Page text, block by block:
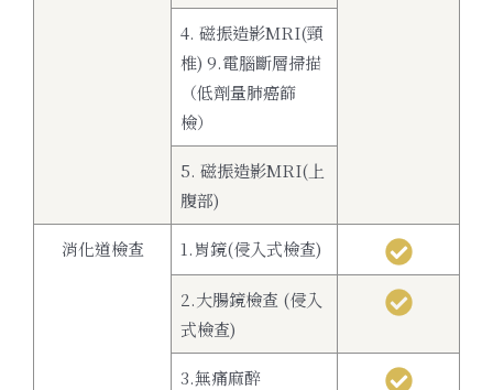
4. 磁振造影MRI(頸
椎) 9.電腦斷層掃描
（低劑量肺癌篩
檢）
5. 磁振造影MRI(上
腹部)
消化道檢查 1.胃鏡(侵入式檢查)
2.大腸鏡檢查 (侵入
式檢查)
3.無痛麻醉